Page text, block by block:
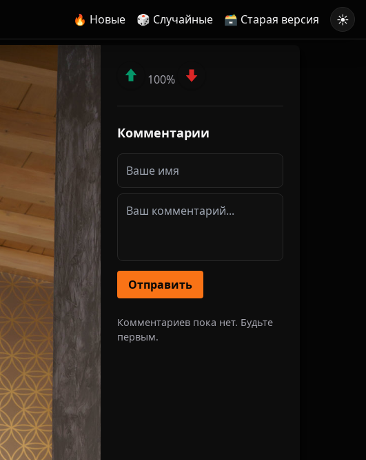
🔥 Новые 🎲 Случайные 🗃️ Старая версия ☀️
100%
Комментарии
Отправить
Комментариев пока нет. Будьте
первым.